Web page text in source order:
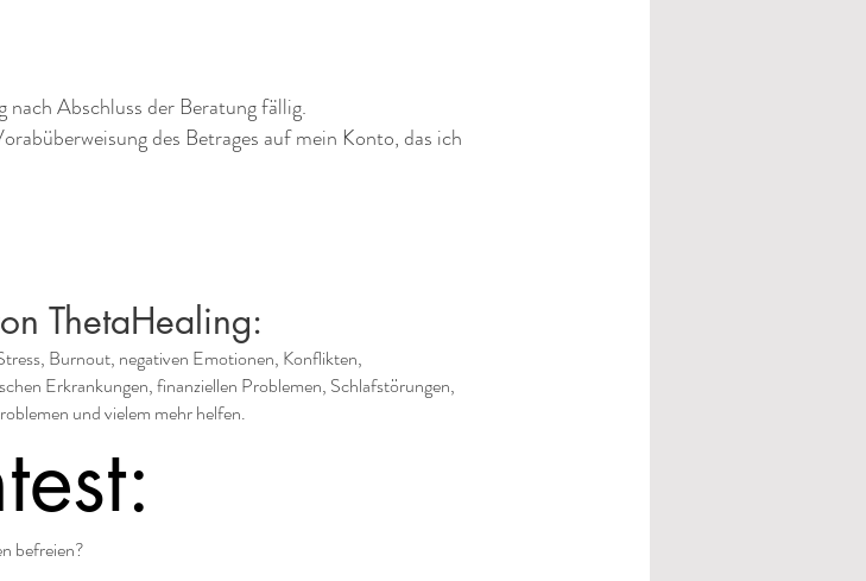
Abschluss der Beratung fällig.
des Betrages auf mein Konto, das ich
ThetaHealing:
Burnout, negativen Emotionen, Konflikten,
Erkrankungen, finanziellen Problemen, Schlafstörungen,
und vielem mehr helfen.
befreien?